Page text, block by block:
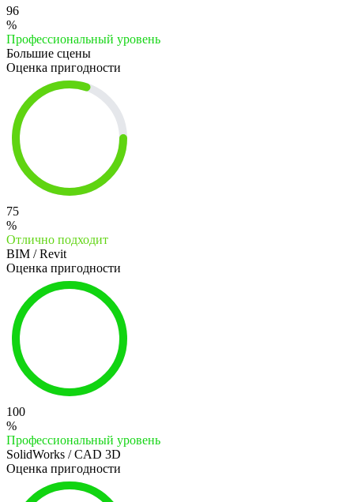
96
%
Профессиональный уровень
Большие сцены
Оценка пригодности
75
%
Отлично подходит
BIM / Revit
Оценка пригодности
100
%
Профессиональный уровень
SolidWorks / CAD 3D
Оценка пригодности